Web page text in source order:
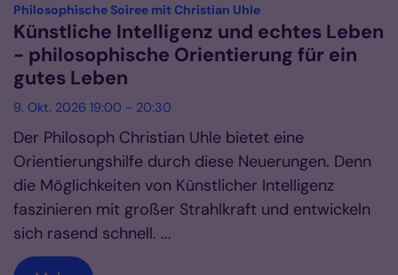
Philosophische Soiree mit Christian Uhle:
Künstliche Intelligenz und echtes Leben
- philosophische Orientierung für ein
gutes Leben
9. Okt. 2026 19:00 - 20:30
Der Philosoph Christian Uhle bietet eine
Orientierungshilfe durch diese Neuerungen. Denn
die Möglichkeiten von Künstlicher Intelligenz
faszinieren mit großer Strahlkraft und entwickeln
sich rasend schnell. ...